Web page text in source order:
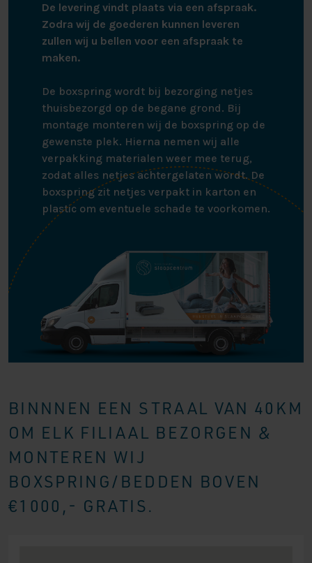
De levering vindt plaats via een afspraak.
Zodra wij de goederen kunnen leveren
zullen wij u bellen voor een afspraak te
maken.
De boxspring wordt bij bezorging netjes
thuisbezorgd op de begane grond. Bij
montage monteren wij de boxspring op de
gewenste plek. Hierna nemen wij alle
verpakking materialen weer mee terug,
zodat alles netjes achtergelaten wordt. De
boxspring zit netjes verpakt in karton en
plastic om eventuele schade te voorkomen.
BINNNEN EEN STRAAL VAN 40KM
OM ELK FILIAAL BEZORGEN &
MONTEREN WIJ
BOXSPRING/BEDDEN BOVEN
€1000,- GRATIS.